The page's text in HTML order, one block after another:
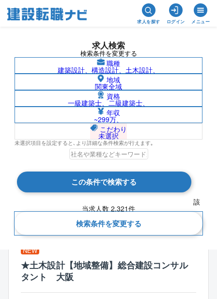
求人を探す ログイン メニュー
求人検索
検索条件を変更する
職種
建築設計、構造設計、土木設計、
地域
関東全域
資格
一級建築士、二級建築士、
年収
~299万、
こだわり
未選択
未選択項目を設定すると､より詳細な条件検索が行えます｡
この条件で検索する
該
当求人数 2,321件
検索条件を変更する
大阪府の求人検索結果一覧
検索結果 2,321 件
現在の検索条件
NEW
★土木設計【地域整備】総合建設コンサル
タント 大阪